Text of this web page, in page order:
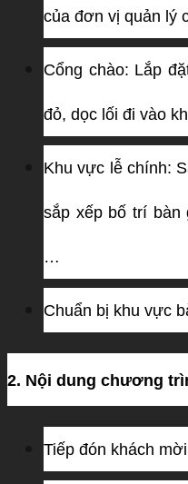
của đơn vị quản lý
Cổng chào: Lắp
đỏ, dọc lối đi vào
Khu vực lễ chính:
sắp xếp bố trí bàn
…
Chuẩn bị khu vực
2. Nội dung chương
Tiếp đón khách mời